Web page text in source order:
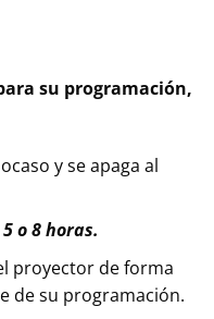
su programación,
y se apaga al
o 8 horas.
proyector de forma
de su programación.